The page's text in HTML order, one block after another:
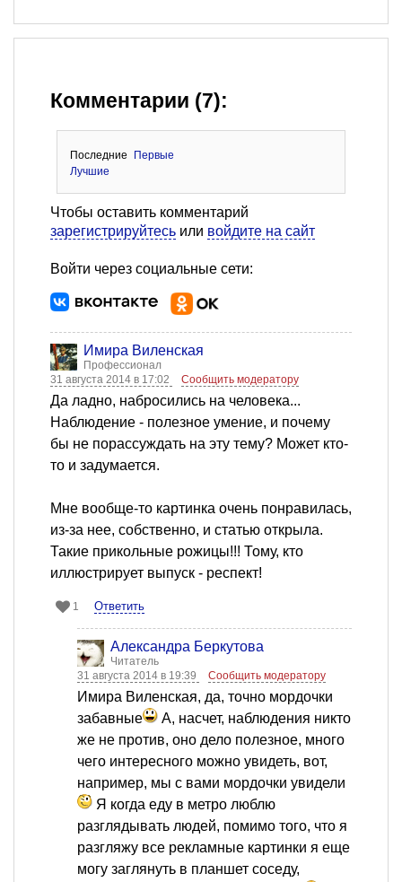
Комментарии (7):
Последние
Первые
Лучшие
Чтобы оставить комментарий
зарегистрируйтесь или войдите на сайт
Войти через социальные сети:
Имира Виленская
Профессионал
31 августа 2014 в 17:02
Сообщить модератору
Да ладно, набросились на человека...
Наблюдение - полезное умение, и почему
бы не порассуждать на эту тему? Может кто-
то и задумается.
Мне вообще-то картинка очень понравилась,
из-за нее, собственно, и статью открыла.
Такие прикольные рожицы!!! Тому, кто
иллюстрирует выпуск - респект!
1 Ответить
Александра Беркутова
Читатель
31 августа 2014 в 19:39
Сообщить модератору
Имира Виленская, да, точно мордочки
забавные
А, насчет, наблюдения никто
же не против, оно дело полезное, много
чего интересного можно увидеть, вот,
например, мы с вами мордочки увидели
Я когда еду в метро люблю
разглядывать людей, помимо того, что я
разгляжу все рекламные картинки я еще
могу заглянуть в планшет соседу,